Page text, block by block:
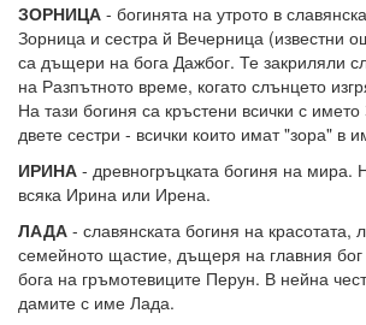
ЗОРНИЦА - богинята на утрото в
Зорница и сестра й Вечерница (известни
са дъщери на бога Дажбог. Те закриляли
на Разпътното време, когато слънцето
На тази богиня са кръстени всички с
двете сестри - всички които имат "зора" в
ИРИНА - древногръцката богиня на мира.
всяка Ирина или Ирена.
ЛАДА - славянската богиня на красотата,
семейното щастие, дъщеря на главния бог
бога на гръмотевиците Перун. В нейна
дамите с име Лада.